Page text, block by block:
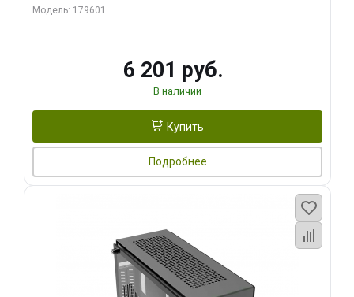
Модель: 179601
6 201 руб.
В наличии
Купить
Подробнее